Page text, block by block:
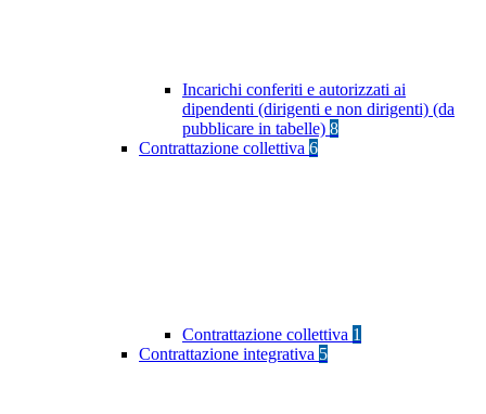
Incarichi conferiti e autorizzati ai
dipendenti (dirigenti e non dirigenti) (da
pubblicare in tabelle) 8
Contrattazione collettiva 6
Contrattazione collettiva 1
Contrattazione integrativa 5